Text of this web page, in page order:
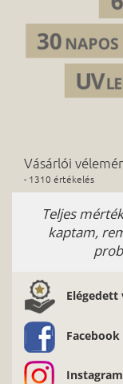
Vásárlói
- 1310 értékelés
korábban is
a
:) Nagypál
Elégedett